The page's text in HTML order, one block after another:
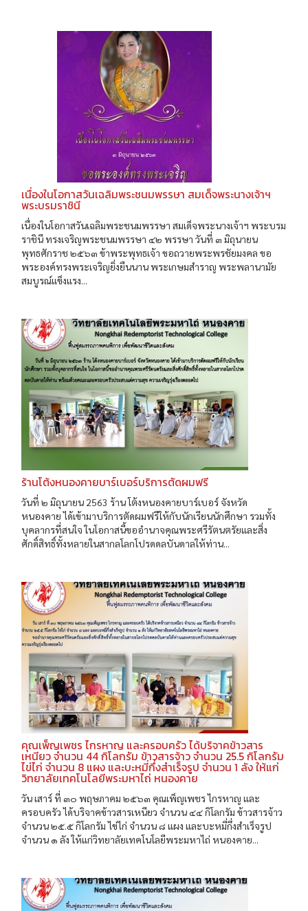
เนื่องในโอกาสวันเฉลิมพระชนมพรรษา สมเด็จพระนางเจ้าฯ
พระบรมราชินี
เนื่องในโอกาสวันเฉลิมพระชนมพรรษา สมเด็จพระนางเจ้าฯ พระบรม
ราชินี ทรงเจริญพระชนมพรรษา ๔๒ พรรษา วันที่ ๓ มิถุนายน
พุทธศักราช ๒๕๖๓ ข้าพระพุทธเจ้า ขอถวายพระพรชัยมงคล ขอ
พระองค์ทรงพระเจริญยิ่งยืนนาน พระเกษมสำราญ พระพลานามัย
สมบูรณ์แข็งแรง...
ร้านโต้งหนองคายบาร์เบอร์บริการตัดผมฟรี
วันที่ ๒ มิถุนายน 2563 ร้าน โต้งหนองคายบาร์เบอร์ จังหวัด
หนองคาย ได้เข้ามาบริการตัดผมฟรีให้กับนักเรียนนักศึกษา รวมทั้ง
บุคลากรที่สนใจ​ ในโอกาสนี้ขออำนาจคุณพระศรีรัตนตรัยและสิ่ง
ศักดิ์สิทธิ์ทั้งหลายในสากลโลกโปรดดลบันดาลให้ท่าน...
คุณเพ็ญเพชร ไกรหาญ และครอบครัว ได้บริจาคข้าวสาร
เหนียว จำนวน 44 กิโลกรัม ข้าวสารจ้าว จำนวน 25.5 กิโลกรัม
ไข่ไก่ จำนวน 8 แผง และบะหมี่กึ่งสำเร็จรูป จำนวน 1 ลัง ให้แก่
วิทยาลัยเทคโนโลยีพระมหาไถ่ หนองคาย
วัน เสาร์ ที่ ๓๐ พฤษภาคม ๒๕๖๓ คุณเพ็ญเพชร ไกรหาญ และ
ครอบครัว ได้บริจาคข้าวสารเหนียว จำนวน ๔๔ กิโลกรัม ข้าวสารจ้าว
จำนวน ๒๕.๕ กิโลกรัม ไข่ไก่ จำนวน ๘ แผง และบะหมี่กึ่งสำเร็จรูป
จำนวน ๑ ลัง ให้แก่วิทยาลัยเทคโนโลยีพระมหาไถ่ หนองคาย...